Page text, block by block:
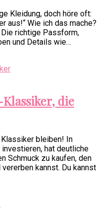
Kleidung, doch höre oft:
aus!“ Wie ich das mache?
richtige Passform,
und Details wie…
die
Klassiker bleiben! In
hat deutliche
Schmuck zu kaufen, den
kannst. Du kannst